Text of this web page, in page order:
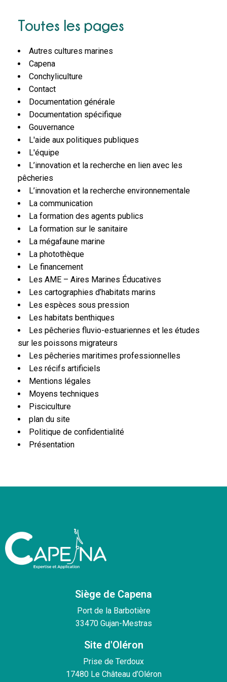
Toutes les pages
Autres cultures marines
Capena
Conchyliculture
Contact
Documentation générale
Documentation spécifique
Gouvernance
L'aide aux politiques publiques
L'équipe
L’innovation et la recherche en lien avec les
pêcheries
L’innovation et la recherche environnementale
La communication
La formation des agents publics
La formation sur le sanitaire
La mégafaune marine
La photothèque
Le financement
Les AME – Aires Marines Éducatives
Les cartographies d’habitats marins
Les espèces sous pression
Les habitats benthiques
Les pêcheries fluvio-estuariennes et les études
sur les poissons migrateurs
Les pêcheries maritimes professionnelles
Les récifs artificiels
Mentions légales
Moyens techniques
Pisciculture
plan du site
Politique de confidentialité
Présentation
Siège de Capena
Port de la Barbotière
33470 Gujan-Mestras
Site d'Oléron
Prise de Terdoux
17480 Le Château d’Oléron